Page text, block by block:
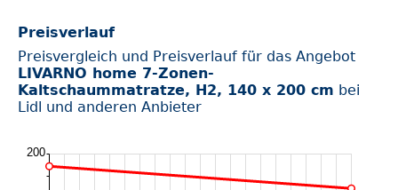
Preisverlauf
Preisvergleich und Preisverlauf für das Angebot
LIVARNO home 7-Zonen-
Kaltschaummatratze, H2, 140 x 200 cm bei
Lidl und anderen Anbieter